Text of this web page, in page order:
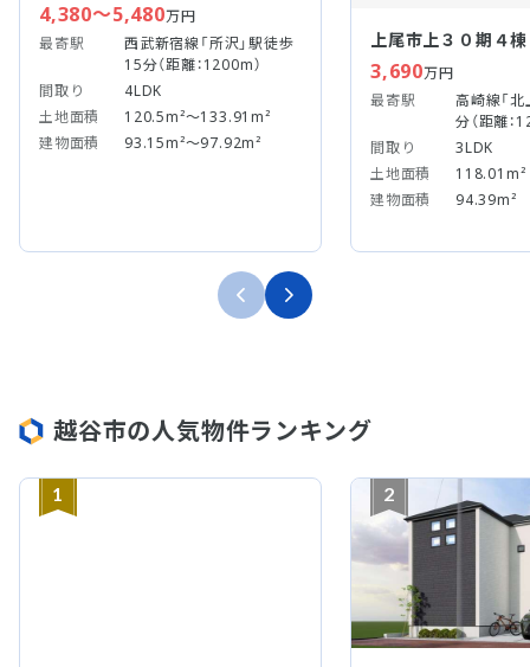
4,380～5,480万円
最寄駅
西武新宿線「所沢」駅徒歩
15分（距離：1200m）
間取り
4LDK
土地面積
120.5m²～133.91m²
建物面積
93.15m²～97.92m²
上尾市上３０期４棟
3,690万円
最寄駅
高崎線「
分（距離：
間取り
3LDK
土地面積
118.01m²
建物面積
94.39m²
越谷市の人気物件ランキング
1 2